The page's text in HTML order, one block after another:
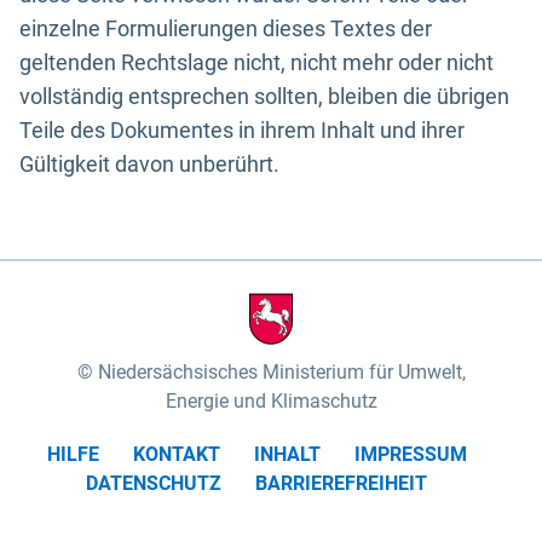
einzelne Formulierungen dieses Textes der
geltenden Rechtslage nicht, nicht mehr oder nicht
vollständig entsprechen sollten, bleiben die übrigen
Teile des Dokumentes in ihrem Inhalt und ihrer
Gültigkeit davon unberührt.
Niedersächsisches Ministerium für Umwelt,
Energie und Klimaschutz
HILFE KONTAKT INHALT
IMPRESSUM
DATENSCHUTZ
BARRIEREFREIHEIT